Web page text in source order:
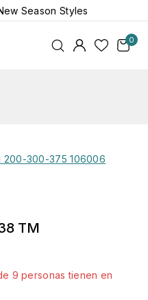
Season Styles
0
TM
las últimas 10 horas
9 personas tienen en